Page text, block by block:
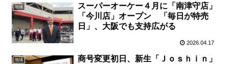
地域
スーパーオーケー４月に「南津守店」
「今川店」オープン 「毎日が特売
日」、大阪でも支持広がる
2026.04.17
地域
商号変更初日、新生「Ｊｏｓｈｉｎ」